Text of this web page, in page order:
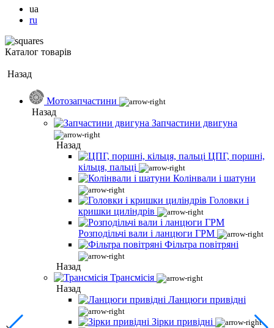
ua
ru
Каталог товарів
Назад
Мотозапчастини
Назад
Запчастини двигуна
Назад
ЦПГ, поршні,
кільця, пальці
Колінвали і шатуни
Головки і
кришки циліндрів
Розподільчі вали і ланцюги ГРМ
Фільтра повітряні
Назад
Трансмісія
Назад
Ланцюги привідні
Зірки привідні